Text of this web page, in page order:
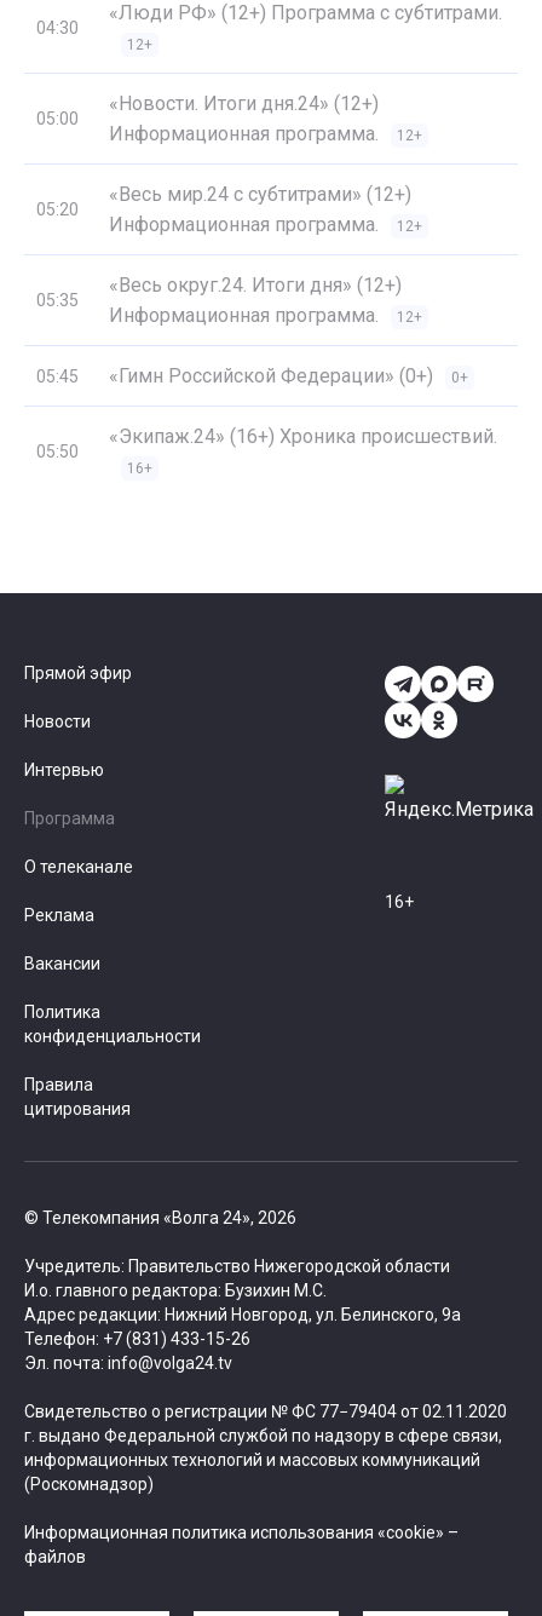
04:30
«Люди РФ» (12+) Программа с субтитрами.
12+
05:00
«Новости. Итоги дня.24» (12+)
Информационная программа.
12+
05:20
«Весь мир.24 с субтитрами» (12+)
Информационная программа.
12+
05:35
«Весь округ.24. Итоги дня» (12+)
Информационная программа.
12+
05:45 «Гимн Российской Федерации» (0+) 0+
05:50
«Экипаж.24» (16+) Хроника происшествий.
16+
© Телекомпания «Волга 24», 2026
Учредитель: Правительство Нижегородской области
И.о. главного редактора: Бузихин М.С.
Адрес редакции: Нижний Новгород, ул. Белинского, 9а
Телефон: +7 (831) 433-15-26
Эл. почта: info@volga24.tv
Свидетельство о регистрации № ФС 77−79404 от 02.11.2020
г. выдано Федеральной службой по надзору в сфере связи,
информационных технологий и массовых коммуникаций
(Роскомнадзор)
Информационная политика использования «cookie» –
файлов
Прямой эфир
Новости
Интервью
Программа
О телеканале
Реклама
Вакансии
Политика
конфиденциальности
Правила
цитирования
16+